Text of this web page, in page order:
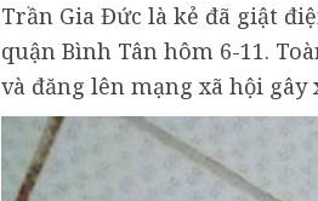
Trần Gia Đức là kẻ đã giật
quận Bình Tân hôm 6-11.
và đăng lên mạng xã hội gây